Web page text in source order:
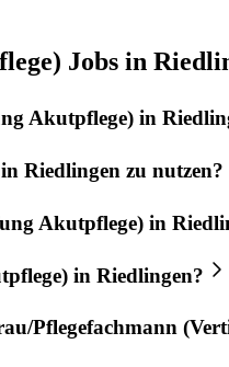
Jobs in
Akutpflege) in
in Riedlingen zu nutzen?
Akutpflege) in
in Riedlingen?
Pflegefachmann